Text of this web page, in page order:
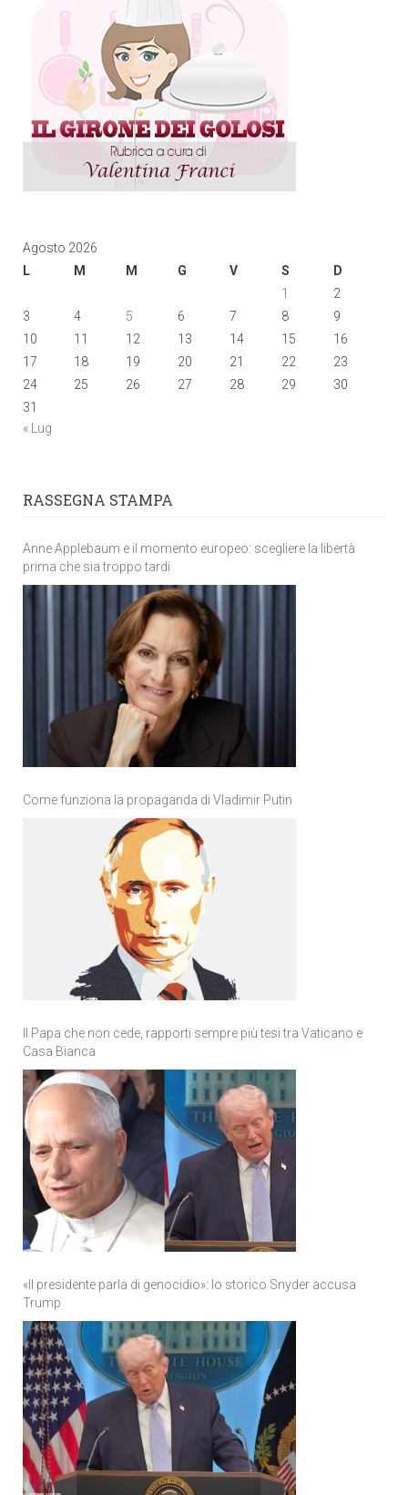
Agosto 2026
L
M M G V S
D
1
2
3
4 5 6 7 8
9
10
11 12 13 14 15
16
17
18 19 20 21 22
23
24
25 26 27 28 29
30
31
« Lug
RASSEGNA STAMPA
Anne Applebaum e il momento europeo: scegliere la libertà
prima che sia troppo tardi
Come funziona la propaganda di Vladimir Putin
Il Papa che non cede, rapporti sempre più tesi tra Vaticano e
Casa Bianca
«Il presidente parla di genocidio»: lo storico Snyder accusa
Trump